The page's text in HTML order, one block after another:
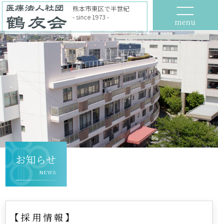
menu
熊本市東区で半世紀
- since 1973 -
お知らせ
NEWS
【採用情報】